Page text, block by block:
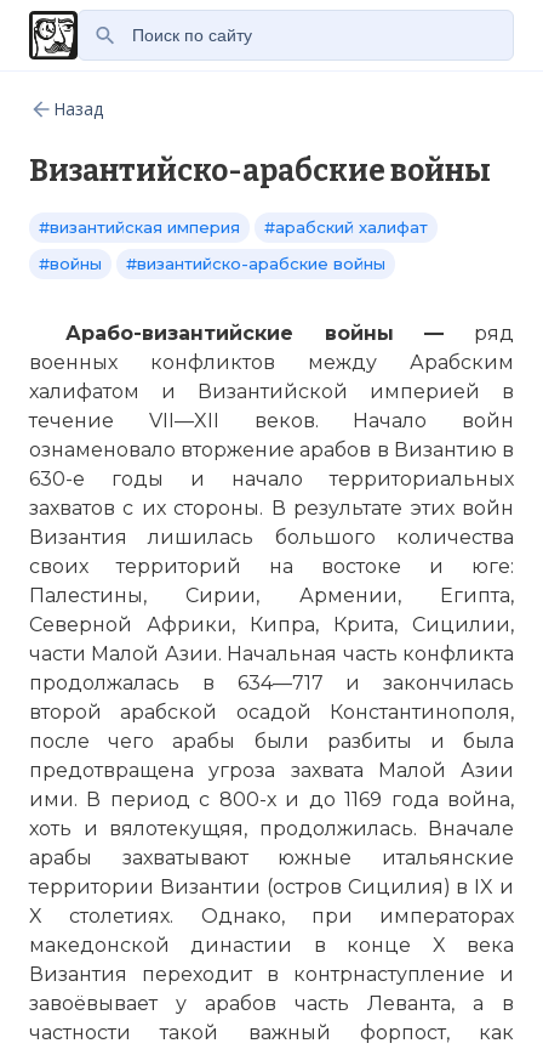
Назад
Византийско-арабские войны
#византийская империя
#арабский халифат
#войны
#византийско-арабские войны
Арабо-византийские войны — ряд
военных конфликтов между Арабским
халифатом и Византийской империей в
течение VII—XII веков. Начало войн
ознаменовало вторжение арабов в Византию в
630-е годы и начало территориальных
захватов с их стороны. В результате этих войн
Византия лишилась большого количества
своих территорий на востоке и юге:
Палестины, Сирии, Армении, Египта,
Северной Африки, Кипра, Крита, Сицилии,
части Малой Азии. Начальная часть конфликта
продолжалась в 634—717 и закончилась
второй арабской осадой Константинополя,
после чего арабы были разбиты и была
предотвращена угроза захвата Малой Азии
ими. В период с 800-х и до 1169 года война,
хоть и вялотекущяя, продолжилась. Вначале
арабы захватывают южные итальянские
территории Византии (остров Сицилия) в IX и
X столетиях. Однако, при императорах
македонской династии в конце X века
Византия переходит в контрнаступление и
завоёвывает у арабов часть Леванта, а в
частности такой важный форпост, как